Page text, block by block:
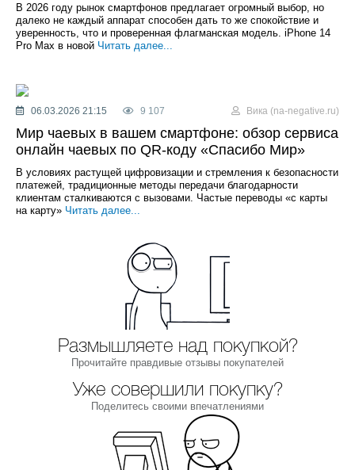
В 2026 году рынок смартфонов предлагает огромный выбор, но
далеко не каждый аппарат способен дать то же спокойствие и
уверенность, что и проверенная флагманская модель. iPhone 14
Pro Max в новой Читать далее...
06.03.2026 21:15 9 107 Вика (na-negative.ru)
Мир чаевых в вашем смартфоне: обзор сервиса
онлайн чаевых по QR-коду «Спасибо Мир»
В условиях растущей цифровизации и стремления к безопасности
платежей, традиционные методы передачи благодарности
клиентам сталкиваются с вызовами. Частые переводы «с карты
на карту» Читать далее...
Размышляете над покупкой?
Прочитайте правдивые отзывы покупателей
Уже совершили покупку?
Поделитесь своими впечатлениями